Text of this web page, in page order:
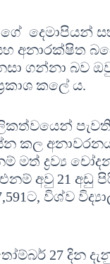
දෙමාපියන්
අනාරක්ෂිත
ගන්නා බව
කලේ ය.
අනාවරනය
මත් ද්‍රව්‍ය
අවු 21 අඩු
විශ්ව
27 දින